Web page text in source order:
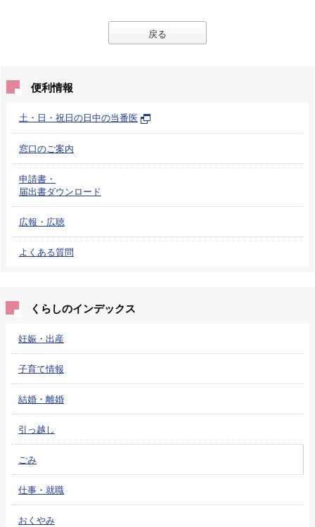
戻る
便利情報
土・日・祝日の日中の当番医
窓口のご案内
申請書・
届出書ダウンロード
広報・広聴
よくある質問
くらしのインデックス
妊娠・出産
子育て情報
結婚・離婚
引っ越し
ごみ
仕事・就職
おくやみ